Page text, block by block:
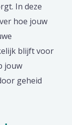
In deze
hoe jouw
blijft voor
jouw
geheid